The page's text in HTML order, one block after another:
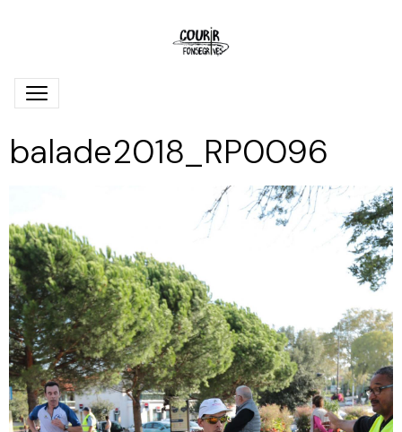
balade2018_RP0096